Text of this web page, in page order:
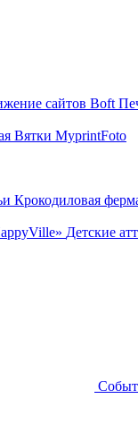
сайтов Boft
Вятки MyprintFoto
Крокодиловая
Детские